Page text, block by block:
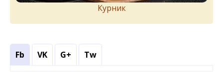
Курник
Fb VK G+ Tw